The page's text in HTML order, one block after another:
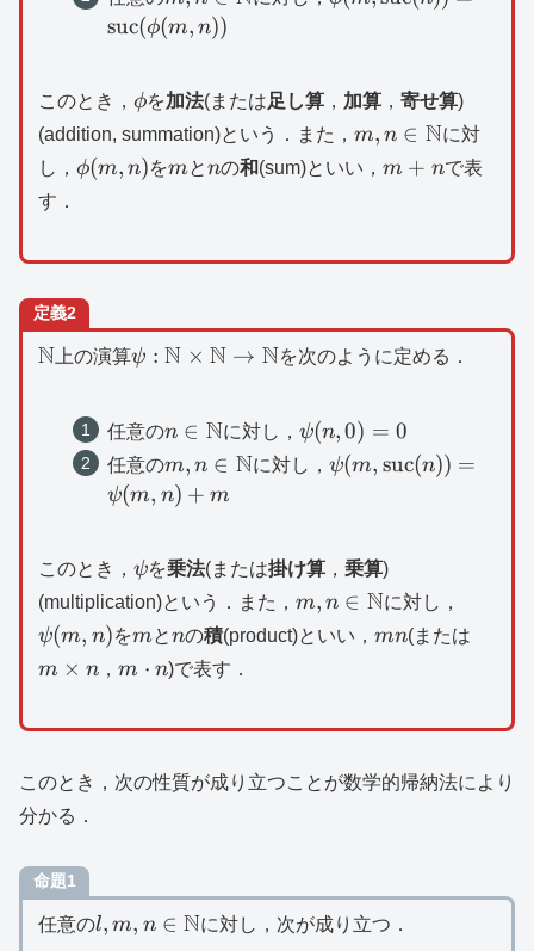
\mathbb{N}
suc(ϕ(m, n))
このとき， \phi
ϕを加法(または足し算， 加算， 寄せ算)
(addition, summation)という．また， m,n\in
\mathbb{N}
m, n ∈ Nに対
し， \phi
ϕ(m, n)をm
mとn
nの和(sum)といい，m+n
m + nで表
す．
定義2
\mathbb{N}
N 上の演算\psi
\mathbb{N}
ψ : N × N → Nを次のように定める．
任意のn\in
\mathbb{N}
n ∈ Nに対し， \psi
(n,0)=0
ψ(n, 0) = 0
任意のm,n\in
\mathbb{N}
m, n ∈ Nに対し， \psi
ψ(m, suc(n)) =
ψ(m, n) + m
このとき， \psi
ψを乗法(または掛け算 ，乗算)
(multiplication)という．また， m,n\in
\mathbb{N}
m, n ∈ Nに対し，
(m,n)
ψ(m, n)をm
mとn
nの積(product)といい， mn
mn(または
m × n ，m\cdot
m ⋅ n)で表す．
このとき，次の性質が成り立つことが数学的帰納法により
分かる．
命題1
任意のl,m,n\in
l, m, n ∈ Nに対し，次が成り立つ．